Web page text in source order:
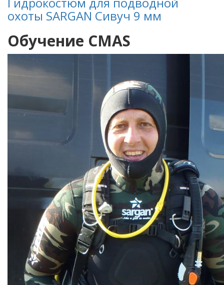
охоты SARGAN Сивуч 9 мм
Обучение CMAS